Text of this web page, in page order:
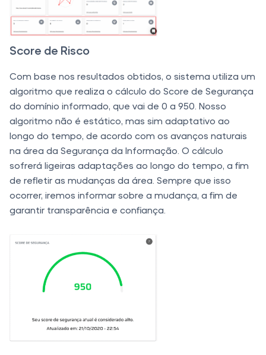
Score de Risco
Com base nos resultados obtidos, o sistema utiliza um
algoritmo que realiza o cálculo do Score de Segurança
do domínio informado, que vai de 0 a 950. Nosso
algoritmo não é estático, mas sim adaptativo ao
longo do tempo, de acordo com os avanços naturais
na área da Segurança da Informação. O cálculo
sofrerá ligeiras adaptações ao longo do tempo, a fim
de refletir as mudanças da área. Sempre que isso
ocorrer, iremos informar sobre a mudança, a fim de
garantir transparência e confiança.